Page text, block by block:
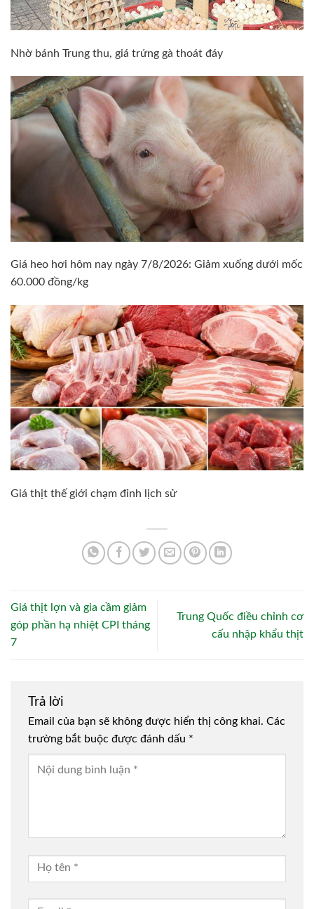
Nhờ bánh Trung thu, giá trứng gà thoát đáy
Giá heo hơi hôm nay ngày 7/8/2026: Giảm xuống dưới mốc
60.000 đồng/kg
Giá thịt thế giới chạm đỉnh lịch sử
Giá thịt lợn và gia cầm giảm
góp phần hạ nhiệt CPI tháng
7
Trung Quốc điều chỉnh cơ
cấu nhập khẩu thịt
Trả lời
Email của bạn sẽ không được hiển thị công khai. Các
trường bắt buộc được đánh dấu *